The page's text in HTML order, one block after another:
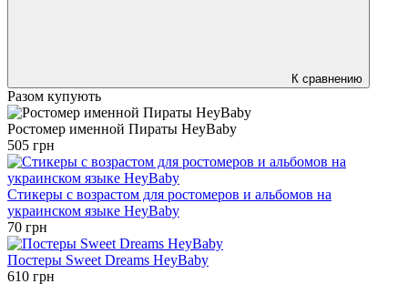
К сравнению
Разом купують
Ростомер именной Пираты HeyBaby
505 грн
Стикеры с возрастом для ростомеров и альбомов на
украинском языке HeyBaby
70 грн
Постеры Sweet Dreams HeyBaby
610 грн